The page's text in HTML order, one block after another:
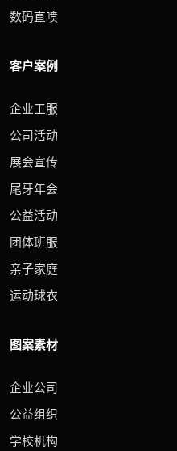
数码直喷
客户案例
企业工服
公司活动
展会宣传
尾牙年会
公益活动
团体班服
亲子家庭
运动球衣
图案素材
企业公司
公益组织
学校机构